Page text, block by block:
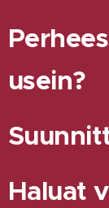
usein?
Haluat